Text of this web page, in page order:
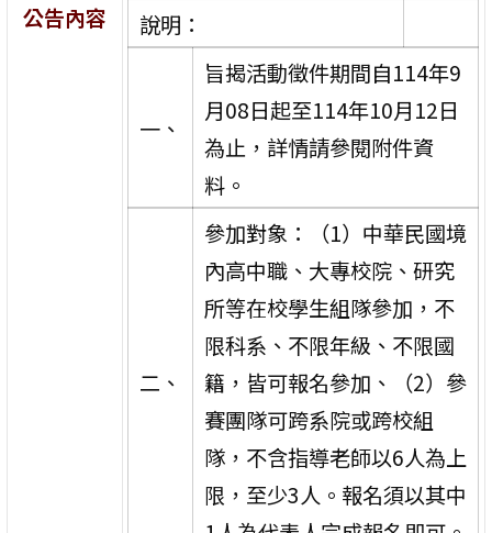
公告內容
說明：
一、
旨揭活動徵件期間自114年9
月08日起至114年10月12日
為止，詳情請參閱附件資
料。
二、
參加對象：（1）中華民國境
內高中職、大專校院、研究
所等在校學生組隊參加，不
限科系、不限年級、不限國
籍，皆可報名參加、（2）參
賽團隊可跨系院或跨校組
隊，不含指導老師以6人為上
限，至少3人。報名須以其中